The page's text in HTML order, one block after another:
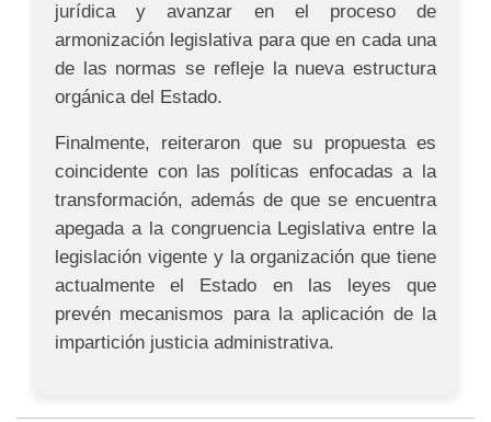
jurídica y avanzar en el proceso de
armonización legislativa para que en cada una
de las normas se refleje la nueva estructura
orgánica del Estado.
Finalmente, reiteraron que su propuesta es
coincidente con las políticas enfocadas a la
transformación, además de que se encuentra
apegada a la congruencia Legislativa entre la
legislación vigente y la organización que tiene
actualmente el Estado en las leyes que
prevén mecanismos para la aplicación de la
impartición justicia administrativa.